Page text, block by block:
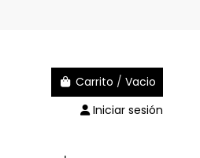
Carrito / Vacio
Iniciar sesión